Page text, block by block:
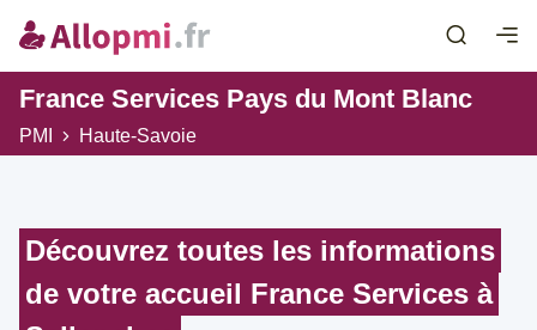
France Services Pays du Mont Blanc
PMI Haute-Savoie
Découvrez toutes les informations
de votre accueil France Services à